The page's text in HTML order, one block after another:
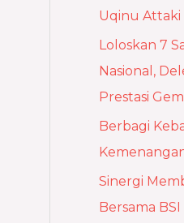
rUqinu Attaki
Loloskan 7
Nasional,
Prestasi
Berbagi
Sinergi
Bersama BSI